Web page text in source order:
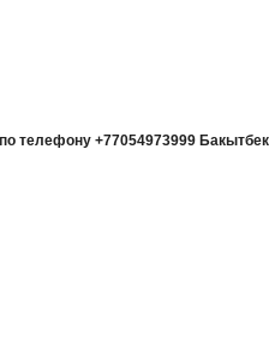
телефону +77054973999 Бакытбек